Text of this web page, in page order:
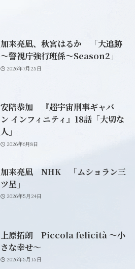
加来亮凪、秋宮はるか 「大追跡
～警視庁強行班係～Season2」
2026年7月25日
安陪恭加 『超宇宙刑事ギャバ
ン インフィニティ』18話「大切な
人」
2026年6月8日
加来亮凪 NHK 「ムショラン三
ツ星」
2026年5月24日
上原拓朗 Piccola felicità ～小
さな幸せ～
2026年5月15日